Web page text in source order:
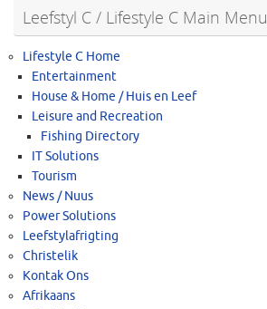
Leefstyl C / Lifestyle C Main Menu
Lifestyle C Home
Entertainment
House & Home / Huis en Leef
Leisure and Recreation
Fishing Directory
IT Solutions
Tourism
News / Nuus
Power Solutions
Leefstylafrigting
Christelik
Kontak Ons
Afrikaans